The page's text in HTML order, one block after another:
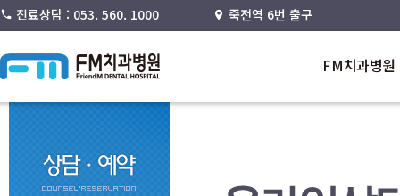
진료상담 : 053. 560. 1000 죽전역 6번 출구
FM치과병원